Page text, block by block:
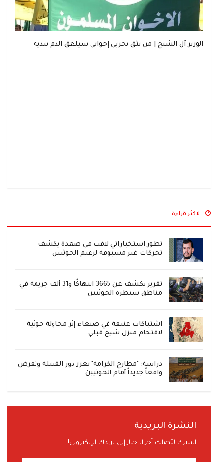
الوزير آل الشيخ | من يثق بحزبي إخواني سيلعق الدم بيديه
الاكثر قراءة
تطور استخباراتي لافت في صعدة يكشف
تحركات غير مسبوقة لزعيم الحوثيين
تقرير يكشف عن 3665 انتهاكًا و31 ألف جريمة في
مناطق سيطرة الحوثيين
اشتباكات عنيفة في صنعاء إثر محاولة حوثية
لاقتحام منزل شيخ قبلي
دراسة: "مطارح الكرامة" تعزز دور القبيلة وتفرض
واقعاً جديداً أمام الحوثيين
النشرة البريدية
اشترك لتصلك آخر الاخبار إلى بريدك الإلكتروني!